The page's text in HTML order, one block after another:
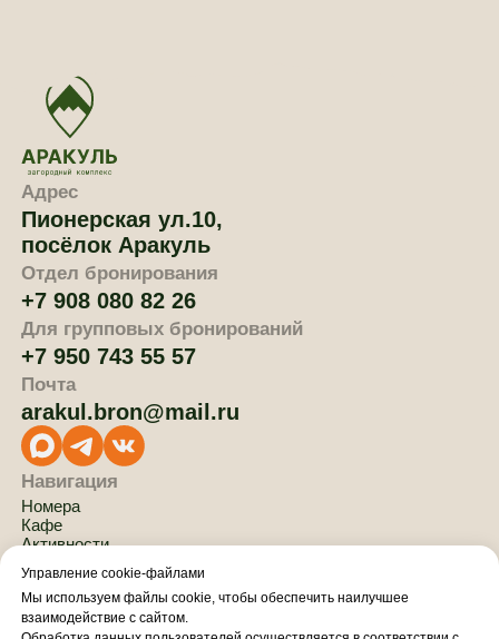
Управление cookie-файлами
Мы используем файлы cookie, чтобы обеспечить наилучшее
взаимодействие с сайтом.